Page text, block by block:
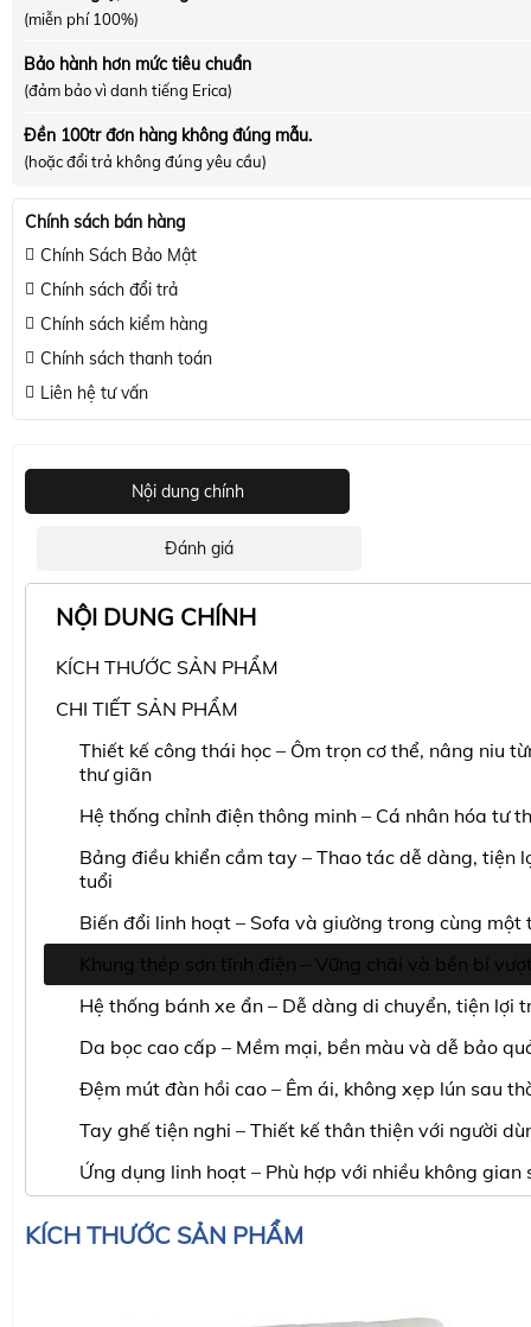
(miễn phí 100%)
Bảo hành hơn mức tiêu chuẩn
(đảm bảo vì danh tiếng Erica)
Đền 100tr đơn hàng không đúng mẫu.
(hoặc đổi trả không đúng yêu cầu)
Chính sách bán hàng
Chính Sách Bảo Mật
Chính sách đổi trả
Chính sách kiểm hàng
Chính sách thanh toán
Liên hệ tư vấn
Nội dung chính
Đánh giá
NỘI DUNG CHÍNH
KÍCH THƯỚC SẢN PHẨM
CHI TIẾT SẢN PHẨM
Thiết kế công thái học – Ôm trọn cơ thể, nâng niu
thư giãn
Hệ thống chỉnh điện thông minh – Cá nhân hóa tư
Bảng điều khiển cầm tay – Thao tác dễ dàng, tiện
tuổi
Biến đổi linh hoạt – Sofa và giường trong cùng một
Khung thép sơn tĩnh điện – Vững chãi và bền bỉ
Hệ thống bánh xe ẩn – Dễ dàng di chuyển, tiện lợi
Da bọc cao cấp – Mềm mại, bền màu và dễ bảo
Đệm mút đàn hồi cao – Êm ái, không xẹp lún sau
Tay ghế tiện nghi – Thiết kế thân thiện với người
Ứng dụng linh hoạt – Phù hợp với nhiều không gian
KÍCH THƯỚC SẢN PHẨM